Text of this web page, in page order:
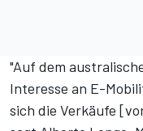
"Auf dem
Interesse an E-
sich die Verkäufe